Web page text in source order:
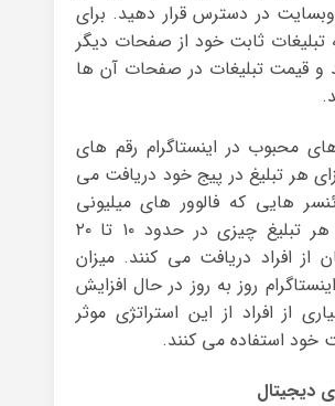
وبسایت در دسترس قرار دهید. برای
تبلیغات ثابت خود از صفحات دیگر
و قیمت تبلیغات در صفحات آن ها
های محبوب در اینستاگرام رقم های
هر تبلیغ در پیج خود دریافت می
هایی که فالوور های میلیونی
دارند، برای هر تبلیغ چیزی در حدود ۱۰ تا ۲۰
از افراد دریافت می کنند. میزان
روز به روز در حال افزایش
از افراد از این استراتژی موثر
خود استفاده می کنند.